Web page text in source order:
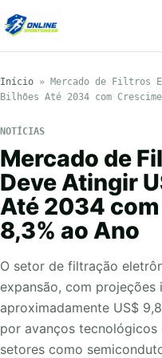
Início » Mercado de Filtros
Bilhões Até 2034 com
NOTÍCIAS
Mercado de
Deve Atingir
Até 2034
8,3% ao Ano
O setor de filtração
expansão, com projeções
aproximadamente US$
por avanços tecnológicos
setores como